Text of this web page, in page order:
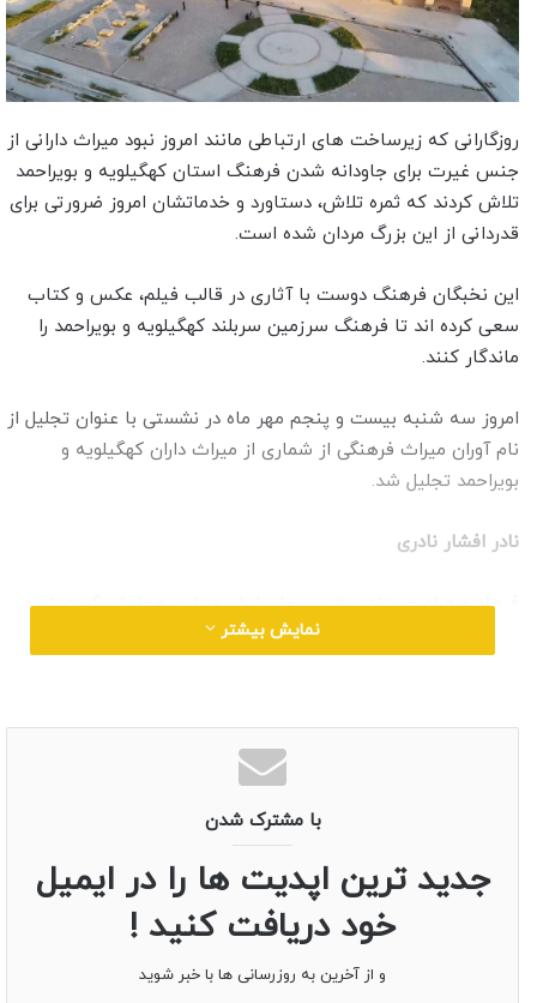
روزگارانی که زیرساخت های ارتباطی مانند امروز نبود میراث دارانی از
جنس غیرت برای جاودانه شدن فرهنگ استان کهگیلویه و بویراحمد
تلاش کردند که ثمره تلاش، دستاورد و خدماتشان امروز ضرورتی برای
قدردانی از این بزرگ مردان شده است.
این نخبگان فرهنگ دوست با آثاری در قالب فیلم، عکس و کتاب
سعی کرده اند تا فرهنگ سرزمین سربلند کهگیلویه و بویراحمد را
ماندگار کنند.
امروز سه شنبه بیست و پنجم مهر ماه در نشستی با عنوان تجلیل از
نام آوران میراث فرهنگی از شماری از میراث داران کهگیلویه و
بویراحمد تجلیل شد.
نادر افشار نادری
فرهاد ورهراممستند ساز سینمای ایران در این همایش گفت: زنده
یاد نادر افشار نادری از مشاهیر میراث فرهنگی ایران است که با
نمایش بیشتر
با مشترک شدن
جدید ترین اپدیت ها را در ایمیل
خود دریافت کنید !
و از آخرین به روزرسانی ها با خبر شوید